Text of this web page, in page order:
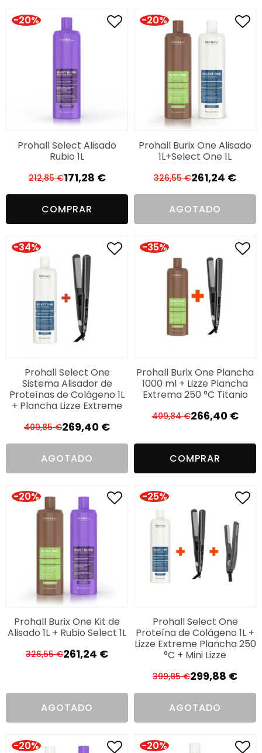
-20%
Prohall Select Alisado
Rubio 1L
212,85€ El
precio
original
era:
212,85 €.
171,28 €
El
precio
actual
es:
COMPRAR
-20%
Prohall Burix One Alisado
1L+Select One 1L
326,55€ El
precio
original
era:
326,55 €.
261,24 €
El
precio
actual
es:
261,24 €.
AGOTADO
-34%
Prohall Select One
Sistema Alisador de
Proteínas de Colágeno 1L
+ Plancha Lizze Extreme
409,85€ El
precio
original
era:
409,85 €.
269,40 €
El
precio
actual
es:
269,40 €.
AGOTADO
-35%
Prohall Burix One Plancha
1000 ml + Lizze Plancha
Extrema 250 °C Titanio
409,84€ El
era:
266,40 €
El
es:
COMPRAR
-20%
Prohall Burix One Kit de
Alisado 1L + Rubio Select 1L
326,55€ El
era:
261,24 €
El
es:
AGOTADO
-25%
Prohall Select One
Proteína de Colágeno 1L +
Lizze Extreme Plancha 250
°C + Mini Lizze
399,85€ El
precio
original
era:
399,85 €.
299,88 €
El
precio
actual
es:
299,88 €.
AGOTADO
-20% -20%